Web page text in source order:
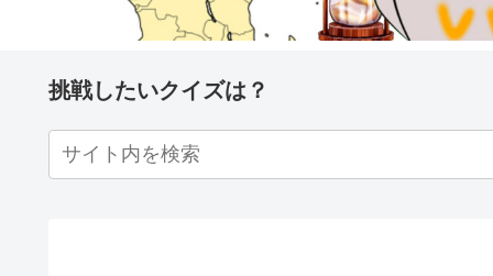
挑戦したいクイズは？